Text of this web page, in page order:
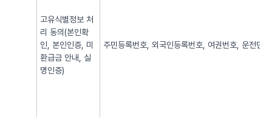
고유식별정보 처
리 동의(본인확
인, 본인인증, 미
환급금 안내, 실
명인증)
주민등록번호, 외국인등록번호, 여권번호, 운전면